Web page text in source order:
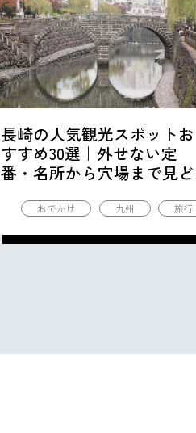
長崎の人気観光スポットお
すすめ30選｜外せない定
番・名所から穴場まで見ど
おでかけ 九州 旅行